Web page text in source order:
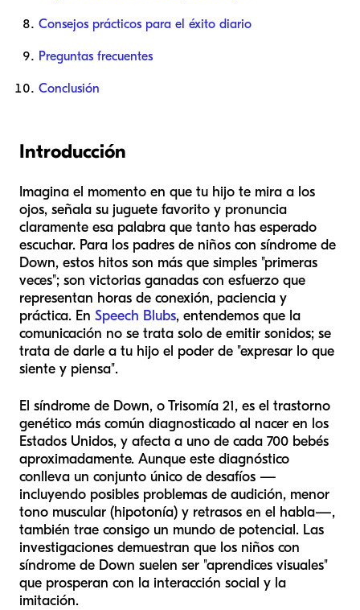
Consejos prácticos para el éxito diario
Preguntas frecuentes
Conclusión
Introducción
Imagina el momento en que tu hijo te mira a los
ojos, señala su juguete favorito y pronuncia
claramente esa palabra que tanto has esperado
escuchar. Para los padres de niños con síndrome de
Down, estos hitos son más que simples "primeras
veces"; son victorias ganadas con esfuerzo que
representan horas de conexión, paciencia y
práctica. En Speech Blubs, entendemos que la
comunicación no se trata solo de emitir sonidos; se
trata de darle a tu hijo el poder de "expresar lo que
siente y piensa".
El síndrome de Down, o Trisomía 21, es el trastorno
genético más común diagnosticado al nacer en los
Estados Unidos, y afecta a uno de cada 700 bebés
aproximadamente. Aunque este diagnóstico
conlleva un conjunto único de desafíos —
incluyendo posibles problemas de audición, menor
tono muscular (hipotonía) y retrasos en el habla—,
también trae consigo un mundo de potencial. Las
investigaciones demuestran que los niños con
síndrome de Down suelen ser "aprendices visuales"
que prosperan con la interacción social y la
imitación.